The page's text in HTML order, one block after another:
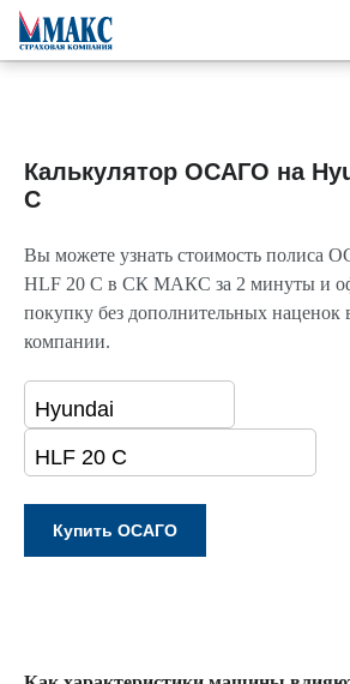
Калькулятор ОСАГО на
C
Вы можете узнать стоимость полиса
HLF 20 C в СК МАКС за 2 минуты и
покупку без дополнительных наценок
компании.